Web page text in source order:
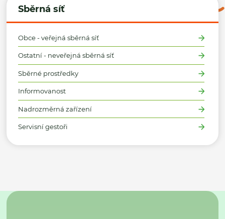
Sběrná síť
Obce - veřejná sběrná síť
Ostatní - neveřejná sběrná síť
Sběrné prostředky
Informovanost
Nadrozměrná zařízení
Servisní gestoři